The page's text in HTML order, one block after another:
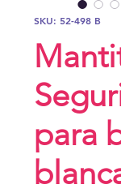
SKU: 52-498 B
para